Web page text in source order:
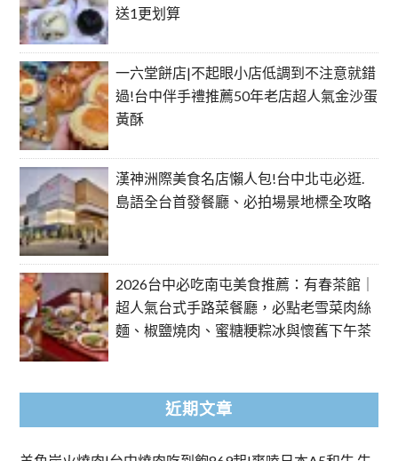
送1更划算
一六堂餅店|不起眼小店低調到不注意就錯
過!台中伴手禮推薦50年老店超人氣金沙蛋
黃酥
漢神洲際美食名店懶人包!台中北屯必逛.
島語全台首發餐廳、必拍場景地標全攻略
2026台中必吃南屯美食推薦：有春茶館｜
超人氣台式手路菜餐廳，必點老雪菜肉絲
麵、椒鹽燒肉、蜜糖粳粽冰與懷舊下午茶
近期文章